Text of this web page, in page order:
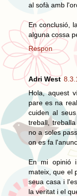
al sofà amb
En conclusió,
alguna cossa
Respon
Adri West
Hola, aquest
pare es na
cuiden al
treball,
no a soles
on es fa
En mi opinió
mateix, que el
seua casa i
la veritat i el